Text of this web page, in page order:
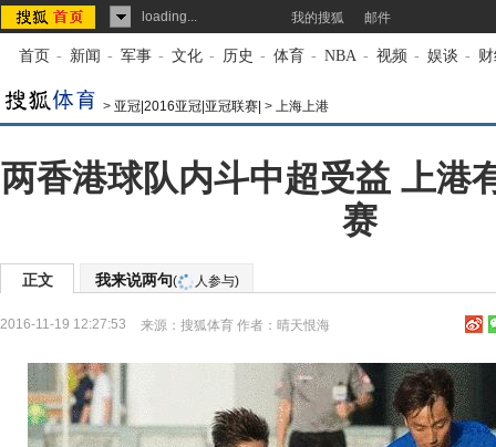
loading... 我的搜狐 邮件
首页 - 新闻 - 军事 - 文化 - 历史 - 体育 - NBA - 视频 - 娱谈 -
> 亚冠|2016亚冠|亚冠联赛| > 上海上港
两香港球队内斗中超受益 上港
赛
正文 我来说两句( 人参与)
2016-11-19 12:27:53 来源： 搜狐体育 作者：晴天恨海